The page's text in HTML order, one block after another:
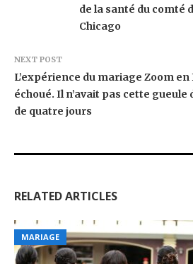
de la santé du comté
Chicago
NEXT POST
L’expérience du mariage Zoom en
échoué. Il n’avait pas cette gueule
de quatre jours
RELATED ARTICLES
MARIAGE